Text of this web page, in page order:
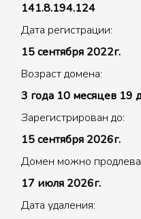
141.8.194.124
Дата регистрации:
15 сентября 2022г.
Возраст домена:
3 года 10 месяцев 19
Зарегистрирован до:
15 сентября 2026г.
Домен можно
17 июля 2026г.
Дата удаления: